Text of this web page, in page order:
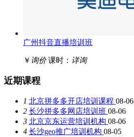
广州抖音直播培训班
￥ 询价 课时： 详询
近期课程
1 北京拼多多开店培训课程 08-06
2 长沙拼多多网店培训班 08-06
3 北京京东运营培训机构 08-06
4 长沙geo推广培训机构 08-05